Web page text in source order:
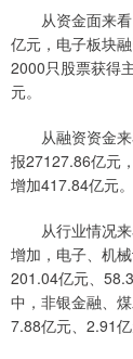
从资金面来看
亿元，电子板块
2000只股票获得
元。
从融资资金来
报27127.86亿元
增加417.84亿元。
从行业情况来
增加，电子、机
201.04亿元、
中，非银金融、
7.88亿元、2.91亿